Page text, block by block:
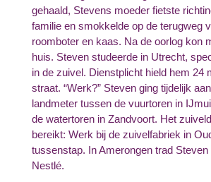
gehaald, Stevens moeder fietste
familie en smokkelde op de terugweg
roomboter en kaas. Na de oorlog kon
huis. Steven studeerde in Utrecht,
in de zuivel. Dienstplicht hield hem 24
straat. “Werk?” Steven ging tijdelijk
landmeter tussen de vuurtoren in
de watertoren in Zandvoort. Het
bereikt: Werk bij de zuivelfabriek in
tussenstap. In Amerongen trad Steven
Nestlé.